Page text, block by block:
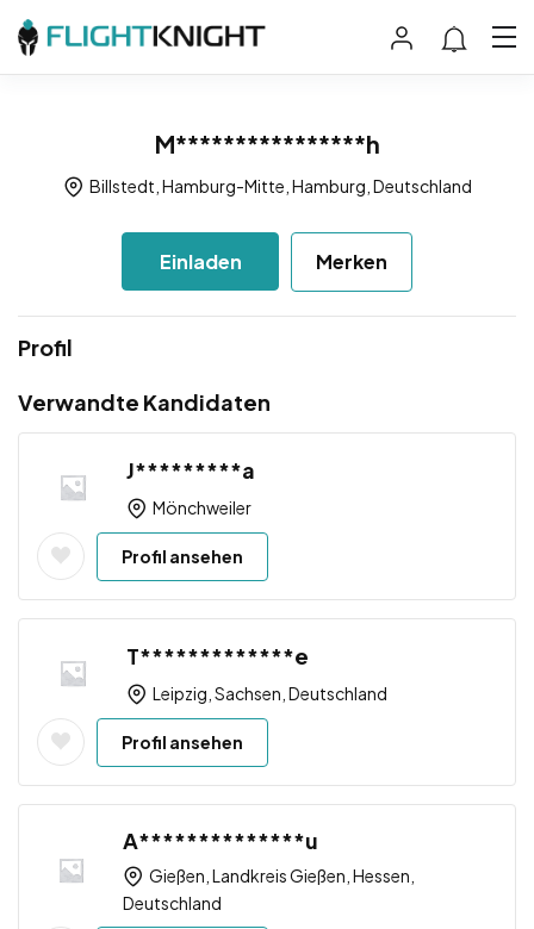
M****************h
Billstedt, Hamburg-Mitte, Hamburg, Deutschland
Einladen Merken
Profil
Verwandte Kandidaten
J*********a
Mönchweiler
Profil ansehen
T*************e
Leipzig, Sachsen, Deutschland
Profil ansehen
A**************u
Gießen, Landkreis Gießen, Hessen,
Deutschland